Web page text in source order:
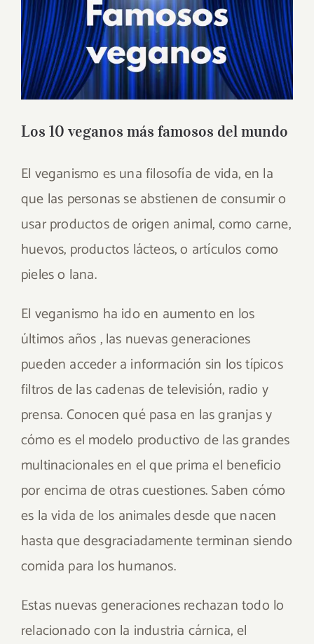
Los 10 veganos más famosos del mundo
El veganismo es una filosofía de vida, en la
que las personas se abstienen de consumir o
usar productos de origen animal, como carne,
huevos, productos lácteos, o artículos como
pieles o lana.
El veganismo ha ido en aumento en los
últimos años , las nuevas generaciones
pueden acceder a información sin los típicos
filtros de las cadenas de televisión, radio y
prensa. Conocen qué pasa en las granjas y
cómo es el modelo productivo de las grandes
multinacionales en el que prima el beneficio
por encima de otras cuestiones. Saben cómo
es la vida de los animales desde que nacen
hasta que desgraciadamente terminan siendo
comida para los humanos.
Estas nuevas generaciones rechazan todo lo
relacionado con la industria cárnica, el